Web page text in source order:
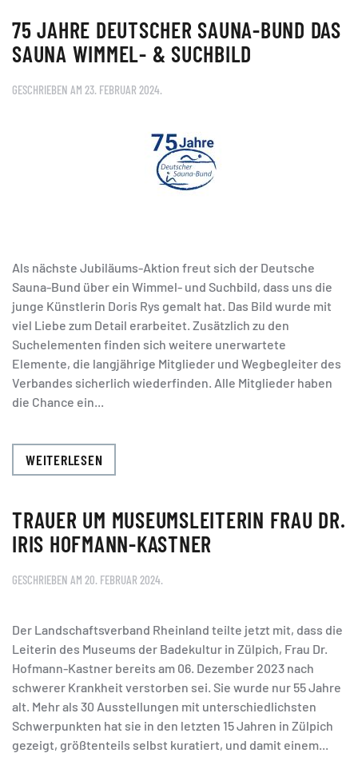
75 JAHRE DEUTSCHER SAUNA-BUND DAS
SAUNA WIMMEL- & SUCHBILD
GESCHRIEBEN AM 23. FEBRUAR 2024.
Als nächste Jubiläums-Aktion freut sich der Deutsche
Sauna-Bund über ein Wimmel- und Suchbild, dass uns die
junge Künstlerin Doris Rys gemalt hat. Das Bild wurde mit
viel Liebe zum Detail erarbeitet. Zusätzlich zu den
Suchelementen finden sich weitere unerwartete
Elemente, die langjährige Mitglieder und Wegbegleiter des
Verbandes sicherlich wiederfinden. Alle Mitglieder haben
die Chance ein...
WEITERLESEN
TRAUER UM MUSEUMSLEITERIN FRAU DR.
IRIS HOFMANN-KASTNER
GESCHRIEBEN AM 20. FEBRUAR 2024.
Der Landschaftsverband Rheinland teilte jetzt mit, dass die
Leiterin des Museums der Badekultur in Zülpich, Frau Dr.
Hofmann-Kastner bereits am 06. Dezember 2023 nach
schwerer Krankheit verstorben sei. Sie wurde nur 55 Jahre
alt. Mehr als 30 Ausstellungen mit unterschiedlichsten
Schwerpunkten hat sie in den letzten 15 Jahren in Zülpich
gezeigt, größtenteils selbst kuratiert, und damit einem...